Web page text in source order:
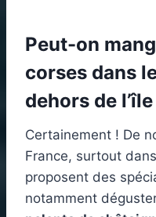
Peut-on
corses dans
dehors de l’île
Certainement ! De
France, surtout
proposent des
notamment